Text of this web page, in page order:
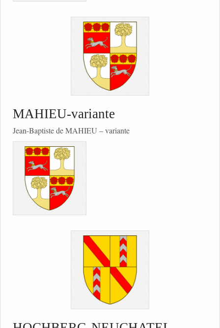
MAHIEU-variante
Jean-Baptiste de MAHIEU – variante